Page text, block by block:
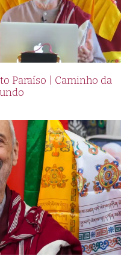
Paraíso | Caminho da